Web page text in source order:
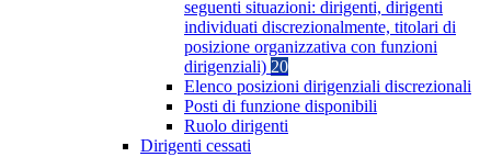
seguenti situazioni: dirigenti, dirigenti
individuati discrezionalmente, titolari di
posizione organizzativa con funzioni
dirigenziali) 20
Elenco posizioni dirigenziali discrezionali
Posti di funzione disponibili
Ruolo dirigenti
Dirigenti cessati